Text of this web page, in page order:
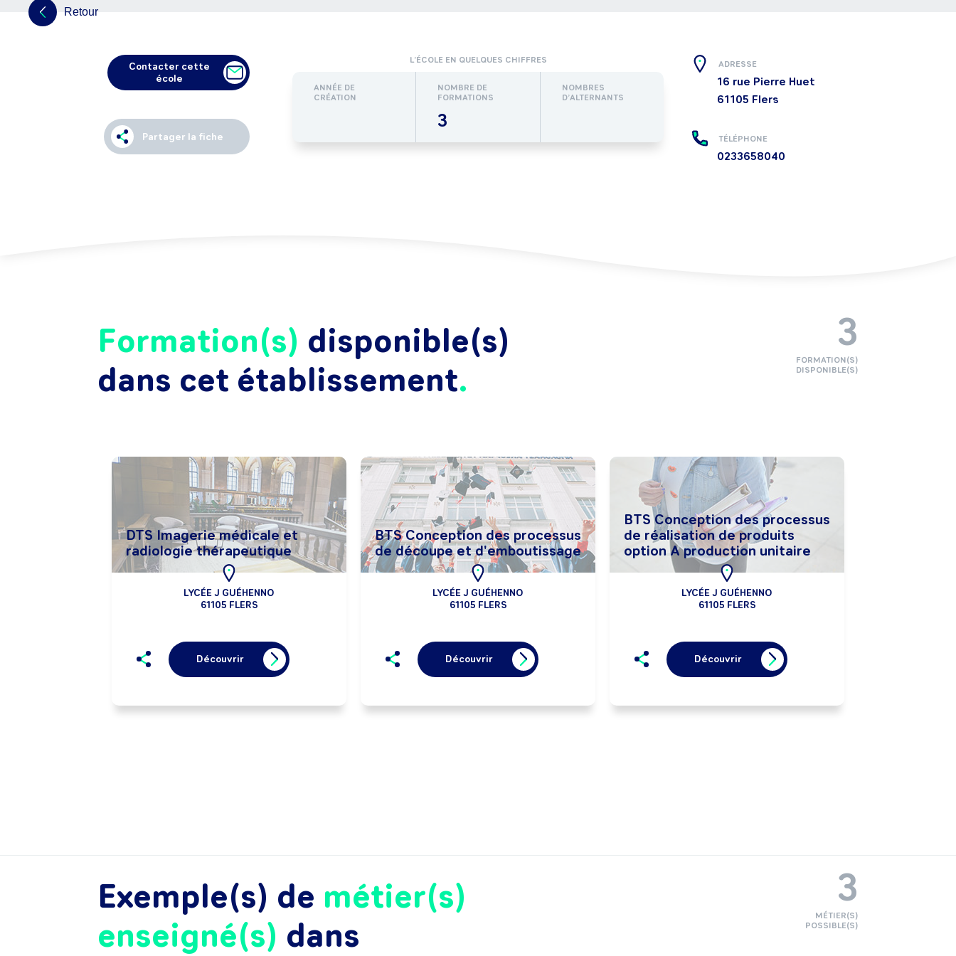
Retour
Contacter cette
école
Partager la fiche
L’ÉCOLE EN QUELQUES CHIFFRES
ANNÉE DE
CRÉATION
NOMBRE DE
FORMATIONS
3
NOMBRES
D’ALTERNANTS
ADRESSE
16 rue Pierre Huet
61105 Flers
TÉLÉPHONE
0233658040
Formation(s) disponible(s)
dans cet établissement
DTS Imagerie médicale et
radiologie thérapeutique
LYCÉE J GUÉHENNO
61105 FLERS
Découvrir
BTS Conception des processus
de découpe et d'emboutissage
LYCÉE J GUÉHENNO
61105 FLERS
Découvrir
BTS Conception des processus
de réalisation de produits
option A production unitaire
LYCÉE J GUÉHENNO
61105 FLERS
Découvrir
3
FORMATION(S)
DISPONIBLE(S)
Exemple(s) de métier(s)
enseigné(s) dans
3
MÉTIER(S)
POSSIBLE(S)